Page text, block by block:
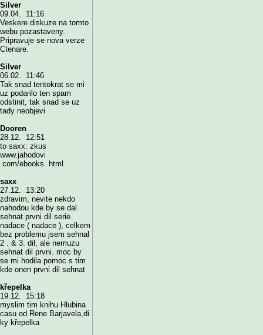
Silver
09.04. 11:16
Veskere diskuze na tomto
webu pozastaveny.
Pripravuje se nova verze
Ctenare.
Silver
06.02. 11:46
Tak snad tentokrat se mi
uz podarilo ten spam
odstinit, tak snad se uz
tady neobjevi
Dooren
28.12. 12:51
to saxx: zkus
www.jahodovi
.com/ebooks. html
saxx
27.12. 13:20
zdravim, nevite nekdo
nahodou kde by se dal
sehnat prvni dil serie
nadace ( nadace ), celkem
bez problemu jsem sehnal
2 . & 3. dil, ale nemuzu
sehnat dil prvni. moc by
se mi hodila pomoc s tim
kde onen prvni dil sehnat
křepelka
19.12. 15:18
myslim tim knihu Hlubina
casu od Rene Barjavela,di
ky křepelka